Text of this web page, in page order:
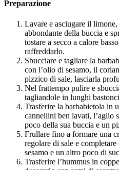
Preparazione
Lavare e asciugare il
abbondante della buccia e
tostare a secco a calore
raffreddarlo.
Sbucciare e tagliare la
con l’olio di sesamo, il
pizzico di sale, lasciarla
Nel frattempo pulire e
tagliandole in lunghi
Trasferire la barbabietola in
cannellini ben lavati, l’aglio
poco della sua buccia e un
Frullare fino a formare una
regolare di sale e
sesamo e un altro poco di
Trasferire l’hummus in